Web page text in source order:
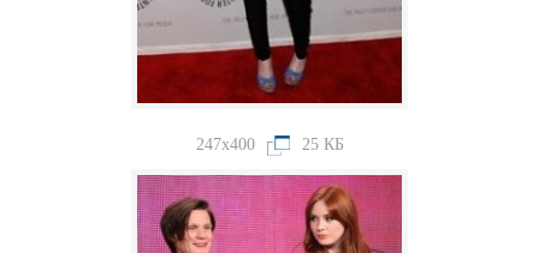
247x400 25 КБ